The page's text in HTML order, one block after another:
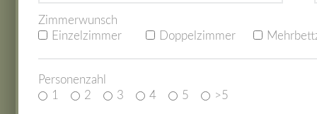
Zimmerwunsch
Einzelzimmer
Doppelzimmer
Personenzahl
1
2 3 4 5 >5